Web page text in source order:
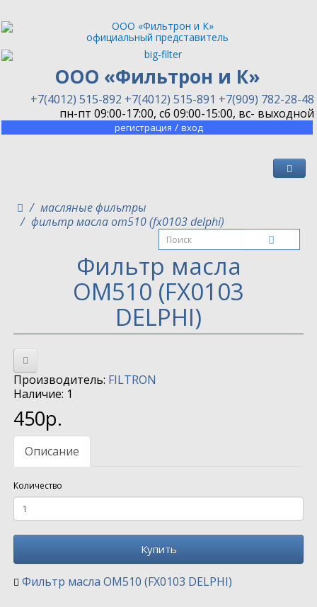
официальный представитель
ООО «Фильтрон и К»
+7(4012) 515-892 +7(4012) 515-891 +7(909) 782-28-48
пн-пт 09:00-17:00, сб 09:00-15:00, вс- выходной
регистрация / вход
масляные фильтры
фильтр масла om510 (fx0103 delphi)
Фильтр масла
OM510 (FX0103
DELPHI)
Производитель: FILTRON
Наличие: 1
450р.
Описание
Количество
Купить
Фильтр масла OM510 (FX0103 DELPHI)